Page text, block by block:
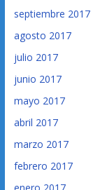
septiembre 2017
agosto 2017
julio 2017
junio 2017
mayo 2017
abril 2017
marzo 2017
febrero 2017
enero 2017